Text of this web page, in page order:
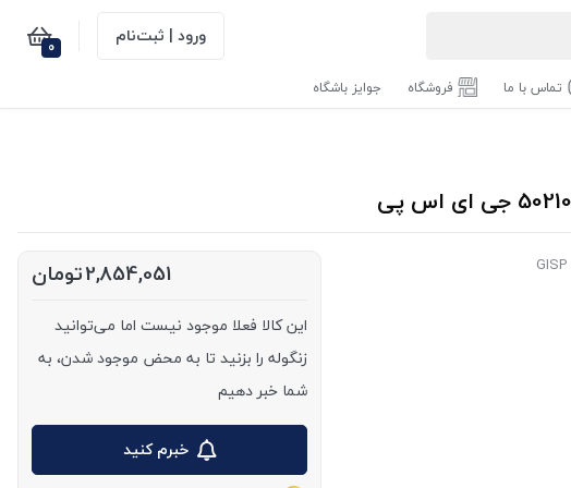
ورود | ثبت‌نام 0
تماس با ما فروشگاه جوایز باشگاه
GISP
2,854,051تومان
این کالا فعلا موجود نیست اما می‌توانید
زنگوله را بزنید تا به محض موجود شدن، به
شما خبر دهیم
خبرم کنید